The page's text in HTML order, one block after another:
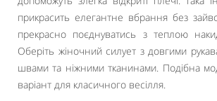
прикрасить елегантне вбрання без
прекрасно поєднуватись з теплою
Оберіть жіночний силует з довгими
швами та ніжними тканинами. Подібна
варіант для класичного весілля.